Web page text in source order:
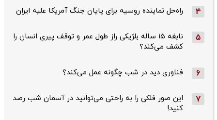
4 راه‌حل نماینده روسیه برای پایان جنگ آمریکا علیه ایران
5
نابغه ۱۵ ساله بلژیکی راز طول عمر و توقف پیری انسان را
کشف می‌کند؟
6 فناوری دید در شب چگونه عمل می‌کند؟
7
این صور فلکی را به راحتی می‌توانید در آسمان شب رصد
کنید!